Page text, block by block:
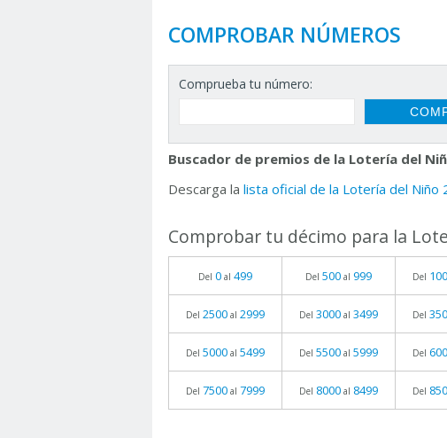
COMPROBAR NÚMEROS
Comprueba tu número:
Buscador de premios de la Lotería del
Descarga la lista oficial de la Lotería del Niño
Comprobar tu décimo para la
Del 0 al 499 Del 500 al 999 Del
Del 2500 al 2999 Del 3000 al 3499 Del
Del 5000 al 5499 Del 5500 al 5999 Del
Del 7500 al 7999 Del 8000 al 8499 Del